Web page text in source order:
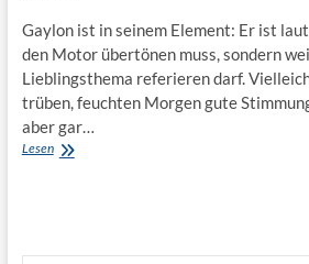
Gaylon ist in seinem Element: Er ist
den Motor übertönen muss, sondern
Lieblingsthema referieren darf.
trüben, feuchten Morgen gute
aber gar…
LesenUnterwegs